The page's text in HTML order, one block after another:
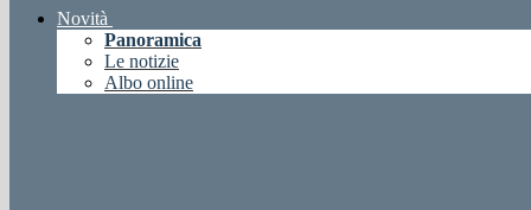
Novità
Panoramica
Le notizie
Albo online